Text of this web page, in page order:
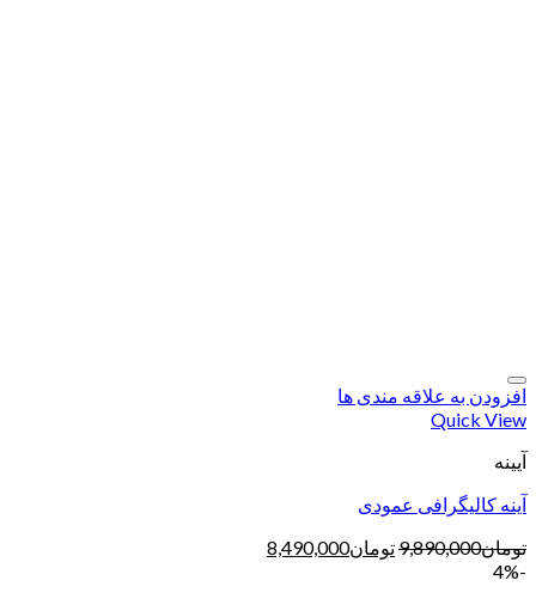
افزودن به علاقه مندی ها
Quick View
آیینه
آینه کالیگرافی عمودی
تومان9,890,000تومان8,490,000
-4%